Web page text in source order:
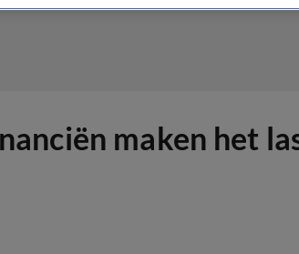
maken het